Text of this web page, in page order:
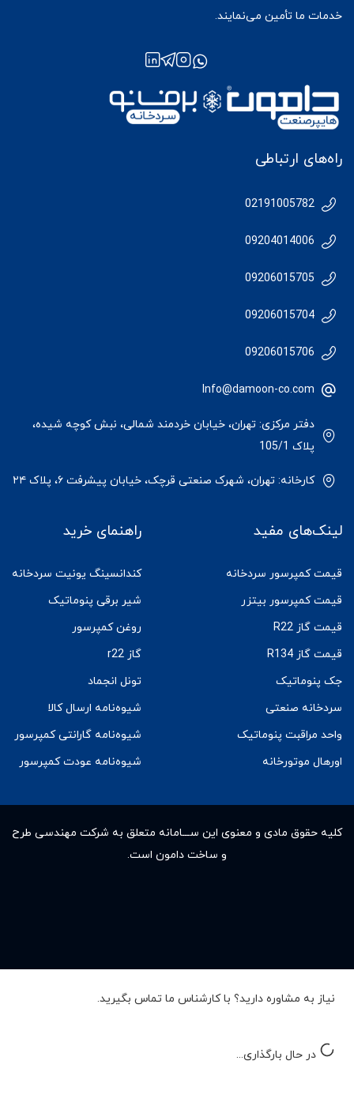
خدمات ما تأمین می‌نمایند.
راه‌های ارتباطی
02191005782
09204014006
09206015705
09206015704
09206015706
Info@damoon-co.com
دفتر مرکزی: تهران، خیابان خردمند شمالی، نبش کوچه شیده،
پلاک 105/1
کارخانه: تهران، شهرک صنعتی قرچک، خیابان پیشرفت ۶، پلاک ۲۴
لینک‌های مفید
قیمت کمپرسور سردخانه
قیمت کمپرسور بیتزر
قیمت گاز R22
قیمت گاز R134
جک پنوماتیک
سردخانه صنعتی
واحد مراقبت پنوماتیک
اورهال موتورخانه
راهنمای خرید
کندانسینگ یونیت سردخانه
شیر برقی پنوماتیک
روغن کمپرسور
گاز r22
تونل انجماد
شیوه‌نامه ارسال کالا
شیوه‌نامه گارانتی کمپرسور
شیوه‌نامه عودت کمپرسور
کلیه حقوق مادى و معنوى این ســـامانه متعلق به شرکت مهندسی طرح
و ساخت دامون است.
نیاز به مشاوره دارید؟ با کارشناس ما تماس بگیرید.
در حال بارگذاری...